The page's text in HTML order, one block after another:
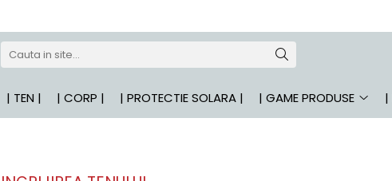
| TEN | | CORP | | PROTECTIE SOLARA | | GAME PRODUSE |